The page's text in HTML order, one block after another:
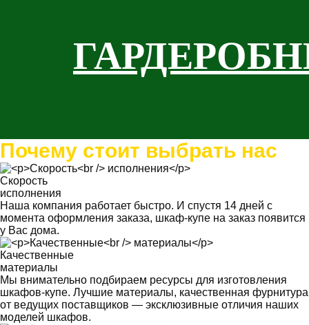
Почему стоит выбрать нас
Скорость
исполнения
Наша компания работает быстро. И спустя 14 дней с
момента оформления заказа, шкаф-купе на заказ появится
у Вас дома.
Качественные
материалы
Мы внимательно подбираем ресурсы для изготовления
шкафов-купе. Лучшие материалы, качественная фурнитура
от ведущих поставщиков — эксклюзивные отличия наших
моделей шкафов.